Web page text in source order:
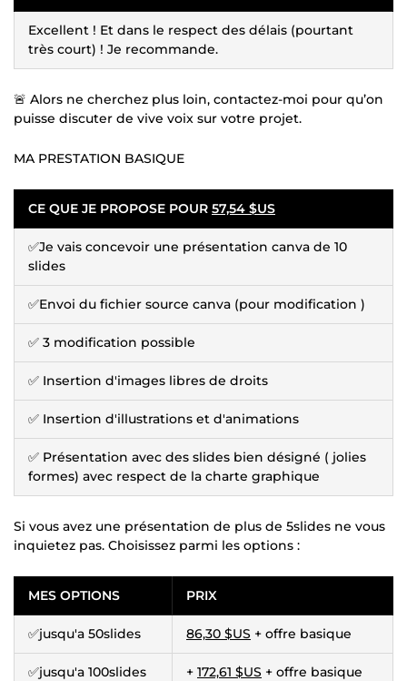
Excellent ! Et dans le respect des délais (pourtant
très court) ! Je recommande.
🚨 Alors ne cherchez plus loin, contactez-moi pour qu’on
puisse discuter de vive voix sur votre projet.
MA PRESTATION BASIQUE
CE QUE JE PROPOSE POUR 57,54 $US
✅Je vais concevoir une présentation canva de 10
slides
✅Envoi du fichier source canva (pour modification )
✅ 3 modification possible
✅ Insertion d'images libres de droits
✅ Insertion d'illustrations et d'animations
✅ Présentation avec des slides bien désigné ( jolies
formes) avec respect de la charte graphique
Si vous avez une présentation de plus de 5slides ne vous
inquietez pas. Choisissez parmi les options :
MES OPTIONS PRIX
✅jusqu'a 50slides 86,30 $US + offre basique
✅jusqu'a 100slides + 172,61 $US + offre basique